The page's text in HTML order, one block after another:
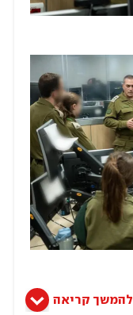
להמשך קריאה